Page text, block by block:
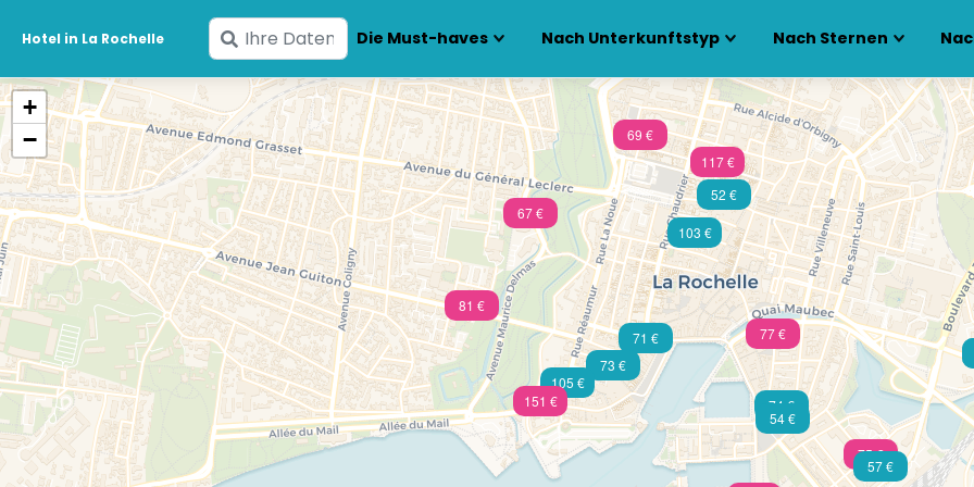
Hotel in La Rochelle
Geben
Sie
Ihre
Daten
ein
Die Must-haves Nach Unterkunftstyp Nach Sternen
81 €
77 €
69 €
117 €
151 €
67 €
75 €
73 €
74 €
57 €
71 €
54 €
105 €
52 €
103 €
+
−